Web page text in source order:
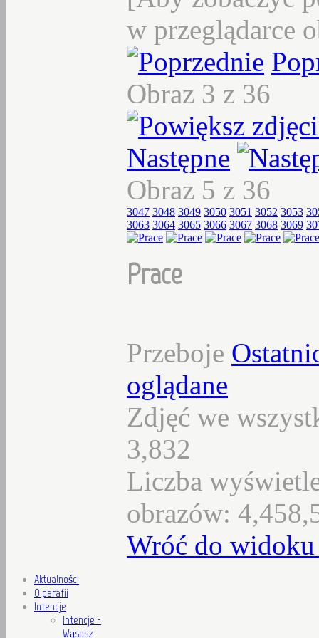
w przeglądarce
Obraz 3 z 36
Następne
Obraz 5 z 36
3047 3048 3049 3050 3051 3052 3053
3063 3064 3065 3066 3067 3068 3069
Prace
Przeboje
oglądane
Zdjęć we
3,832
Liczba
obrazów:
Wróć do
Aktualności
O parafii
Intencje
Intencje -
Wąsosz